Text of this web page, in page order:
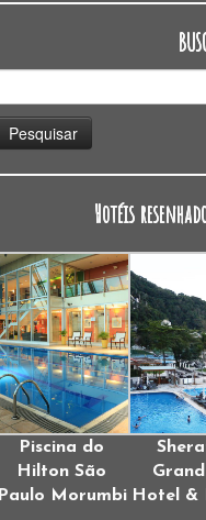
Hotéis
Piscina do
Hilton São
Paulo Morumbi Hotel &